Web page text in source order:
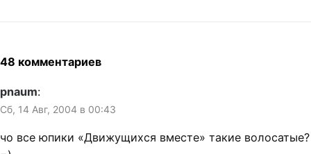
ванну. (Не унитаз.) 3)
Позвал в гости zepp, shc,
не ошибаюсь). Напился.
Последние полгода
48 комментариев
pnaum:
Сб, 14 Авг, 2004 в 00:43
чо все юпики «Движущихся вместе» такие волосатые?